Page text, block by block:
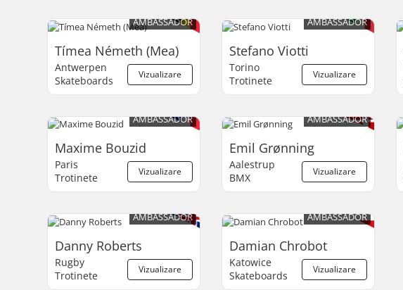
AMBASSADOR
Tímea Németh (Mea)
Vizualizare
Antwerpen
Skateboards
AMBASSADOR
Stefano Viotti
Vizualizare
Torino
Trotinete
AMBASSADOR
Maxime Bouzid
Vizualizare
Paris
Trotinete
AMBASSADOR
Emil Grønning
Vizualizare
Aalestrup
BMX
AMBASSADOR
Danny Roberts
Vizualizare
Rugby
Trotinete
AMBASSADOR
Damian Chrobot
Vizualizare
Katowice
Skateboards